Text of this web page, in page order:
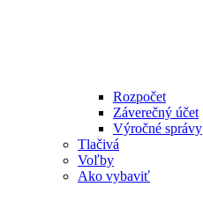
Rozpočet
Záverečný účet
Výročné správy
Tlačivá
Voľby
Ako vybaviť